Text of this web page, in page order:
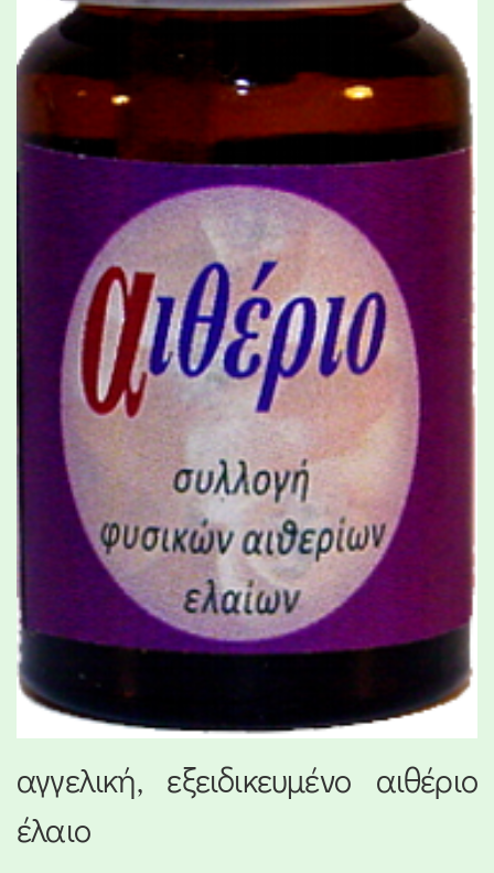
αγγελική, εξειδικευμένο αιθέριο
έλαιο